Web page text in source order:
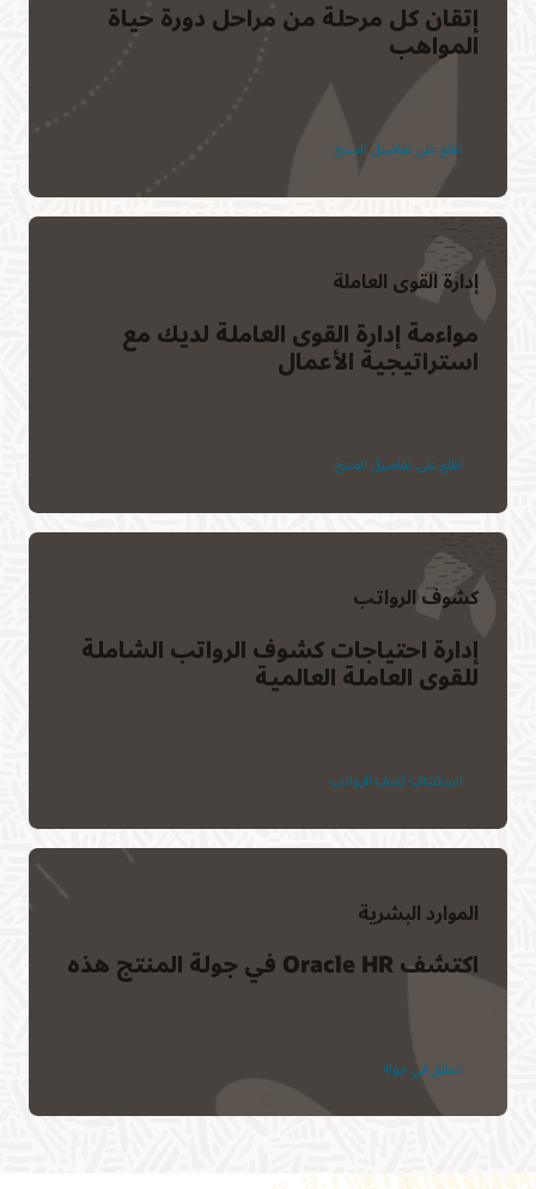
إتقان كل مرحلة من مراحل دورة حياة
المواهب
اطلع على تفاصيل المنتج
إدارة القوى العاملة
مواءمة إدارة القوى العاملة لديك مع
استراتيجية الأعمال
اطلع على تفاصيل المنتج
كشوف الرواتب
إدارة احتياجات كشوف الرواتب الشاملة
للقوى العاملة العالمية
استكشاف كشف الرواتب
الموارد البشرية
اكتشف Oracle HR في جولة المنتج هذه
انطلق في جولة